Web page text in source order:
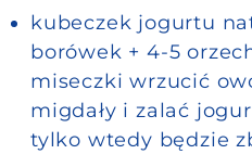
kubeczek jogurtu
borówek + 4-5
miseczki wrzucić
migdały i zalać
tylko wtedy będzie